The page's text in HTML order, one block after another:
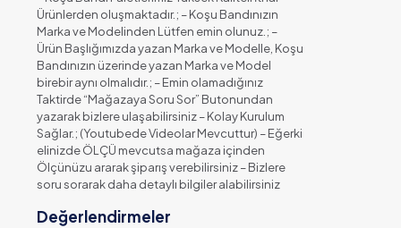
Ürünlerden oluşmaktadır.; – Koşu Bandınızın
Marka ve Modelinden Lütfen emin olunuz.; –
Ürün Başlığımızda yazan Marka ve Modelle, Koşu
Bandınızın üzerinde yazan Marka ve Model
birebir aynı olmalıdır.; – Emin olamadığınız
Taktirde “Mağazaya Soru Sor” Butonundan
yazarak bizlere ulaşabilirsiniz – Kolay Kurulum
Sağlar.; (Youtubede Videolar Mevcuttur) – Eğerki
elinizde ÖLÇÜ mevcutsa mağaza içinden
Ölçünüzu ararak şiparış verebilirsiniz – Bizlere
soru sorarak daha detaylı bilgiler alabilirsiniz
Değerlendirmeler